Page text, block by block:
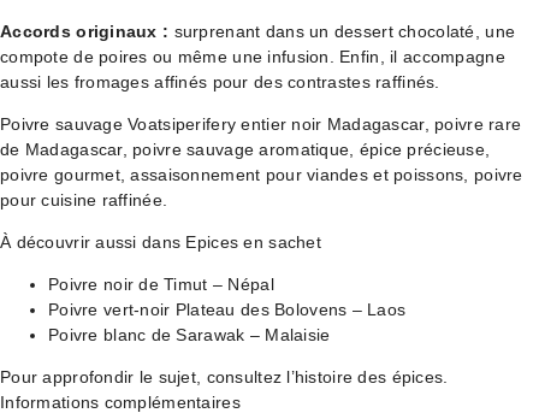
Accords originaux : surprenant dans un dessert chocolaté, une
compote de poires ou même une infusion. Enfin, il accompagne
aussi les fromages affinés pour des contrastes raffinés.
Poivre sauvage Voatsiperifery entier noir Madagascar, poivre rare
de Madagascar, poivre sauvage aromatique, épice précieuse,
poivre gourmet, assaisonnement pour viandes et poissons, poivre
pour cuisine raffinée.
À découvrir aussi dans Epices en sachet
Poivre noir de Timut – Népal
Poivre vert-noir Plateau des Bolovens – Laos
Poivre blanc de Sarawak – Malaisie
Pour approfondir le sujet, consultez l’histoire des épices
Informations complémentaires